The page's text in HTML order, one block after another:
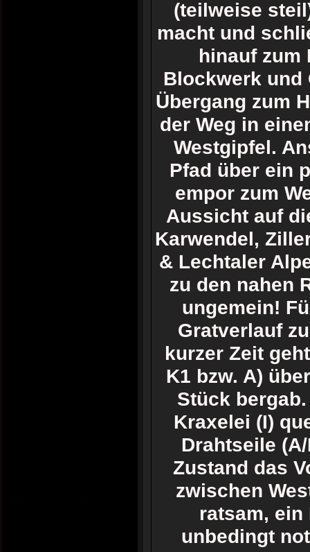
(teilweise
macht und
hinauf zum
Blockwerk und
Übergang zum
der Weg in
Westgipfel.
Pfad über ein
empor zum
Aussicht auf
Karwendel,
& Lechtaler
zu den nahen
ungemein!
Gratverlauf
kurzer Zeit
K1 bzw. A)
Stück
Kraxelei (I)
Drahtseile
Zustand das
zwischen
ratsam,
unbedingt